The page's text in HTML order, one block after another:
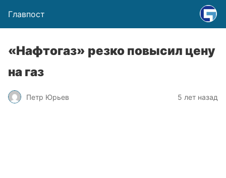
Главпост
«Нафтогаз» резко повысил цену
на газ
Петр Юрьев 5 лет назад